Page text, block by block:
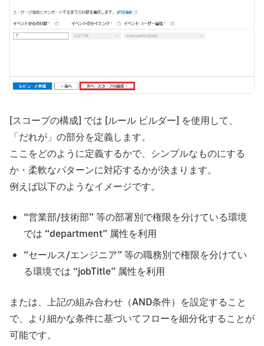
[スコープの構成] では [ルール ビルダー] を使用して、
「だれが」の部分を定義します。
ここをどのように定義するかで、シンプルなものにする
か・柔軟なパターンに対応するかが決まります。
例えば以下のようなイメージです。
“営業部/技術部” 等の部署別で権限を分けている環境
では “department” 属性を利用
“セールス/エンジニア” 等の職務別で権限を分けてい
る環境では “jobTitle” 属性を利用
または、上記の組み合わせ（AND条件）を設定すること
で、より細かな条件に基づいてフローを細分化することが
可能です。